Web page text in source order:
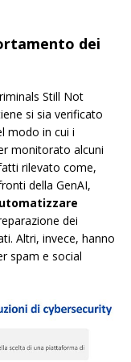
dei
Still Not
si sia verificato
modo in cui i
monitorato alcuni
rilevato come,
della GenAI,
dei
Altri, invece, hanno
spam e social